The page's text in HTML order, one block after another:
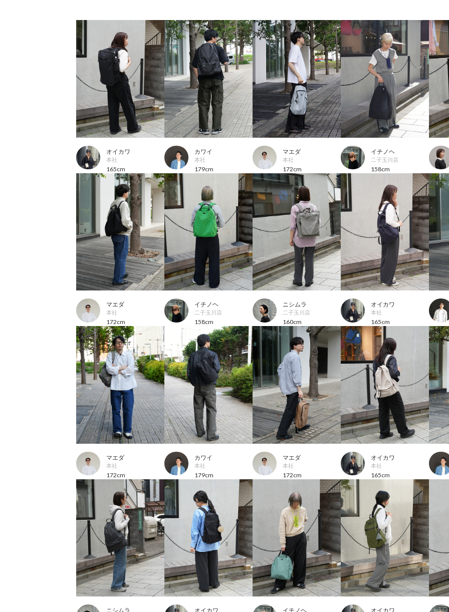
オイカワ
本社
165cm
カワイ
本社
179cm
マエダ
本社
172cm
イチノヘ
二子玉川店
158cm
マエダ
本社
172cm
イチノヘ
二子玉川店
158cm
ニシムラ
二子玉川店
160cm
オイカワ
本社
165cm
マエダ
本社
172cm
カワイ
本社
179cm
マエダ
本社
172cm
オイカワ
本社
165cm
ニシムラ オイカワ イチノヘ オイカワ